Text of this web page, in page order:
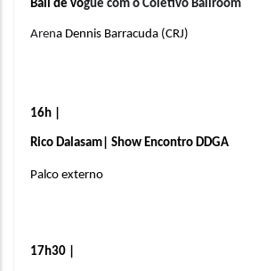
Ball de vogue com o Coletivo Ballroom
Arena Dennis Barracuda (CRJ)
16h |
Rico Dalasam| Show Encontro DDGA
Palco externo
17h30 |